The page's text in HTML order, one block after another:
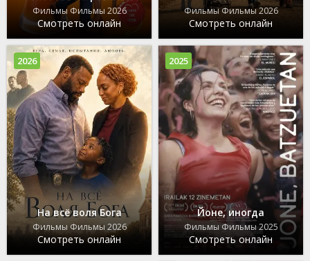
Фильмы Фильмы 2026
Смотреть онлайн
Фильмы Фильмы 2026
Смотреть онлайн
На всё воля Бога
Фильмы Фильмы 2026
Смотреть онлайн
2026
Йоне, иногда
Фильмы Фильмы 2025
Смотреть онлайн
2025